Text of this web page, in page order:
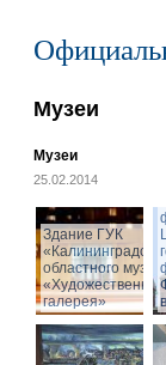
Музеи
Музеи
25.02.2014
Здание ГУК
областного музея
«Художественная
галерея»